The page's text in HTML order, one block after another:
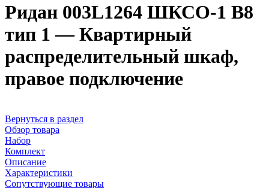
Ридан 003L1264 ШКСО-1 В8
тип 1 — Квартирный
распределительный шкаф,
правое подключение
Вернуться в раздел
Обзор товара
Набор
Комплект
Описание
Характеристики
Сопутствующие товары